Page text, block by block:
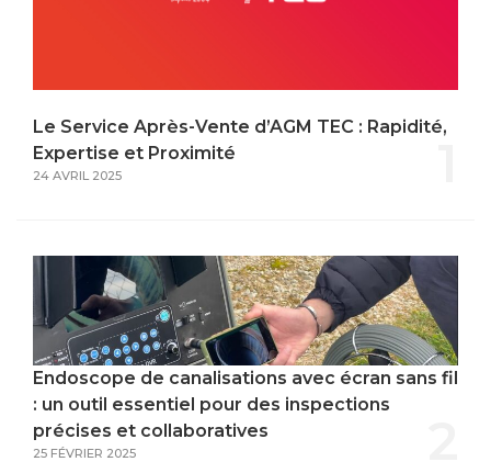
Le Service Après-Vente d’AGM TEC : Rapidité,
Expertise et Proximité
24 AVRIL 2025
Endoscope de canalisations avec écran sans fil
: un outil essentiel pour des inspections
précises et collaboratives
25 FÉVRIER 2025